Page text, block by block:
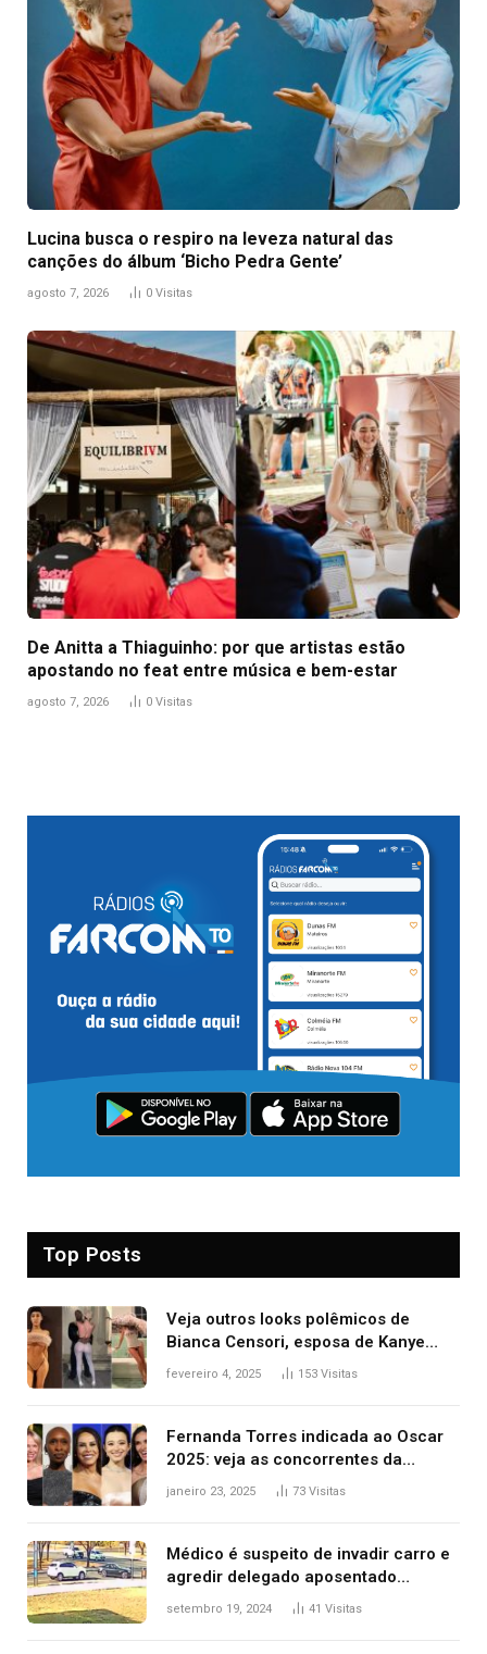
Lucina busca o respiro na leveza natural das
canções do álbum ‘Bicho Pedra Gente’
agosto 7, 2026 0 Visitas
De Anitta a Thiaguinho: por que artistas estão
apostando no feat entre música e bem-estar
agosto 7, 2026 0 Visitas
Top Posts
Veja outros looks polêmicos de
Bianca Censori, esposa de Kanye
West que apareceu nua no Grammy
fevereiro 4, 2025 153 Visitas
Fernanda Torres indicada ao Oscar
2025: veja as concorrentes da
brasileira a melhor atriz
janeiro 23, 2025 73 Visitas
Médico é suspeito de invadir carro e
agredir delegado aposentado
durante confusão no trânsito
setembro 19, 2024 41 Visitas